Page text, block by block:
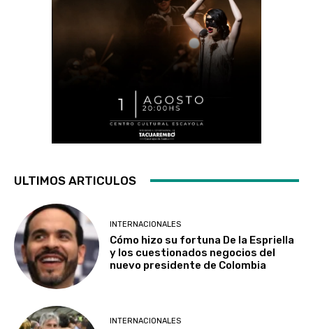
ULTIMOS ARTICULOS
INTERNACIONALES
Cómo hizo su fortuna De la Espriella
y los cuestionados negocios del
nuevo presidente de Colombia
INTERNACIONALES